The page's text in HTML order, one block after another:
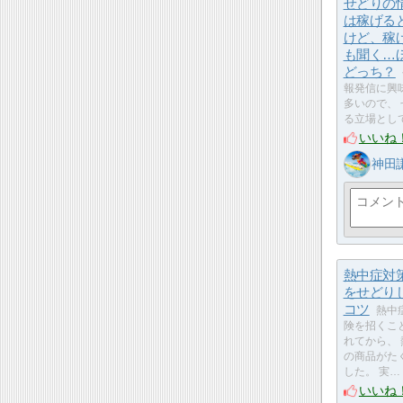
せどりの
は稼げる
けど、稼
も聞く…
どっち？
報発信に興
多いので、
る立場と
いいね
神田
熱中症対
をせどり
コツ
熱中
険を招くこ
れてから、
の商品がた
した。 実…
いいね